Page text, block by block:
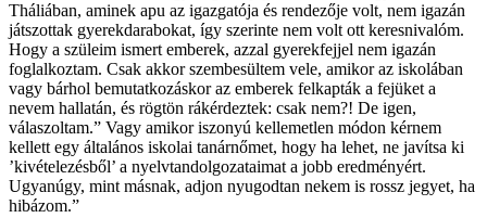
Tháliában, aminek apu az igazgatója és rendezője volt, nem igazán
játszottak gyerekdarabokat, így szerinte nem volt ott keresnivalóm.
Hogy a szüleim ismert emberek, azzal gyerekfejjel nem igazán
foglalkoztam. Csak akkor szembesültem vele, amikor az iskolában
vagy bárhol bemutatkozáskor az emberek felkapták a fejüket a
nevem hallatán, és rögtön rákérdeztek: csak nem?! De igen,
válaszoltam.” Vagy amikor iszonyú kellemetlen módon kérnem
kellett egy általános iskolai tanárnőmet, hogy ha lehet, ne javítsa ki
’kivételezésből’ a nyelvtandolgozataimat a jobb eredményért.
Ugyanúgy, mint másnak, adjon nyugodtan nekem is rossz jegyet, ha
hibázom.”